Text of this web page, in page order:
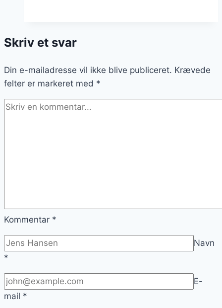
kanel
Skriv et svar
Din e-mailadresse vil ikke blive publiceret. Krævede
felter er markeret med *
Kommentar *
Navn
*
E-
mail *